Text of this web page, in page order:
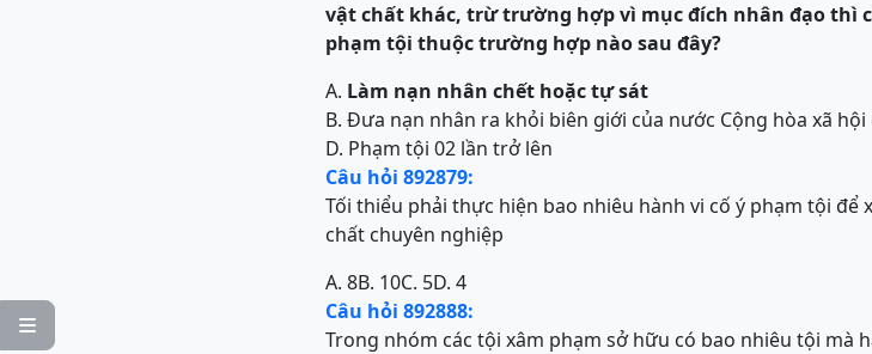

vật chất khác, trừ trường hợp vì mục đích nhân đạothì
phạm tội thuộc trường hợp nào sau đây?
A. Làm nạn nhân chết hoặc tự sát
B. Đưa nạn nhân ra khỏi biên giới của nước Cộng hòa xã
D. Phạm tội 02 lần trở lên
Câu hỏi 892879:
Tối thiểu phải thực hiện bao nhiêu hành vi cố ý phạm tội
chất chuyên nghiệp
A. 8B. 10C. 5D. 4
Câu hỏi 892888:
Trong nhóm các tội xâm phạm sở hữu có bao nhiêu tội mà